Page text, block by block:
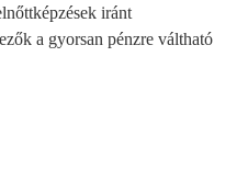
iránt
a gyorsan pénzre váltható